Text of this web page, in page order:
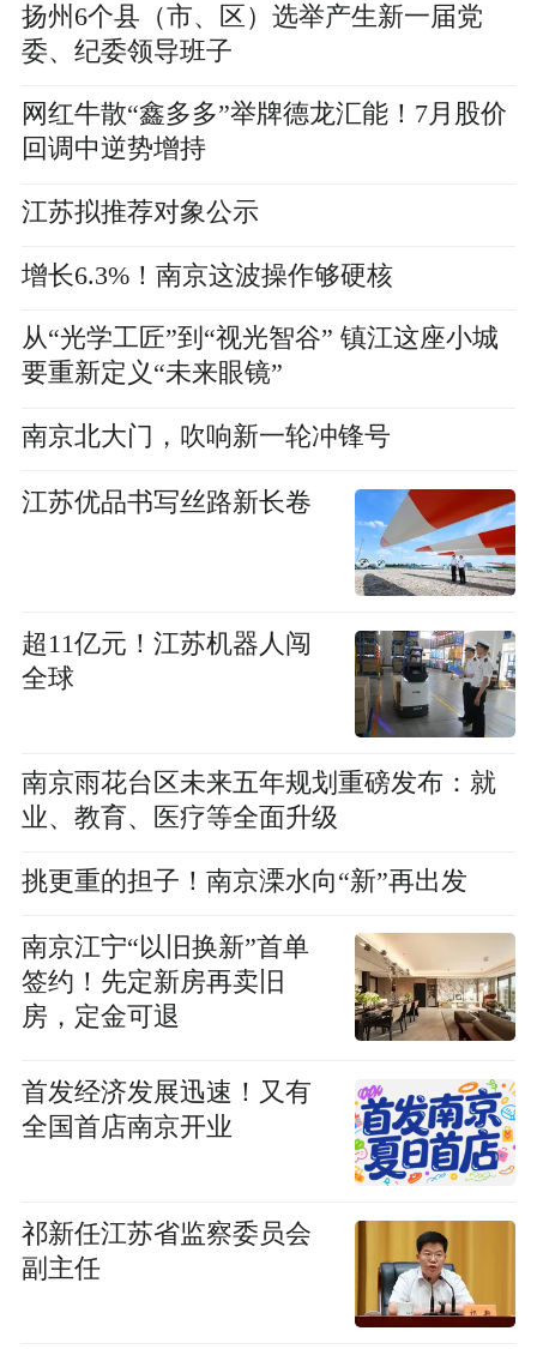
扬州6个县（市、区）选举产生新一届党
委、纪委领导班子
网红牛散“鑫多多”举牌德龙汇能！7月股价
回调中逆势增持
江苏拟推荐对象公示
增长6.3%！南京这波操作够硬核
从“光学工匠”到“视光智谷” 镇江这座小城
要重新定义“未来眼镜”
南京北大门，吹响新一轮冲锋号
江苏优品书写丝路新长卷
超11亿元！江苏机器人闯
全球
南京雨花台区未来五年规划重磅发布：就
业、教育、医疗等全面升级
挑更重的担子！南京溧水向“新”再出发
南京江宁“以旧换新”首单
签约！先定新房再卖旧
房，定金可退
首发经济发展迅速！又有
全国首店南京开业
祁新任江苏省监察委员会
副主任